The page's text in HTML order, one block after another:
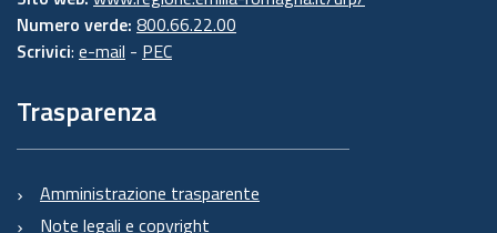
Numero verde: 800.66.22.00
Scrivici: e-mail - PEC
Trasparenza
Amministrazione trasparente
Note legali e copyright